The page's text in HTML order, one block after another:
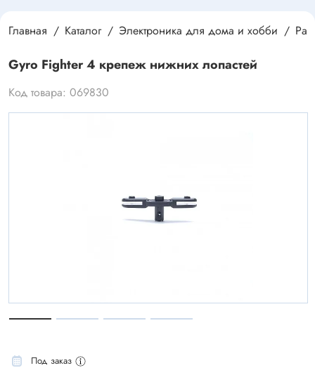
Главная Каталог Электроника для дома и хобби
Gyro Fighter 4 крепеж нижних лопастей
Код товара: 069830
Под заказ